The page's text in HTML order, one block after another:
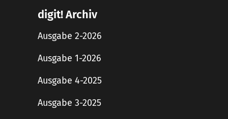
digit! Archiv
Ausgabe 2-2026
Ausgabe 1-2026
Ausgabe 4-2025
Ausgabe 3-2025